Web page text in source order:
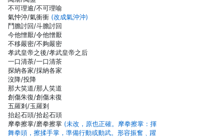
不可理逾/不可理喻
氣忡沖/氣衝衝 (改成氣沖沖)
鬥膽討回/斗膽討回
今他憎厭/令他憎厭
不移嚴密/不夠嚴密
孝武皇帝之後/孝武皇帝之后
一口清荼/一口清茶
探納各家/採納各家
沒降/投降
那大笑道/那人笑道
創傷朱復/創傷未復
五羅剎/玉羅剎
抬起石頭/拾起石頭
摩拳擦掌/磨拳擦掌 (未改，原也正確。摩拳擦掌：揮
舞拳頭，擦揉手掌，準備行動或動武。形容振奮﹑躍